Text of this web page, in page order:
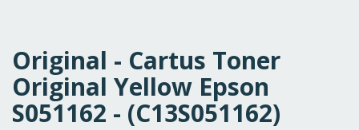
Original - Cartus Toner
Original Yellow Epson
S051162 - (C13S051162)